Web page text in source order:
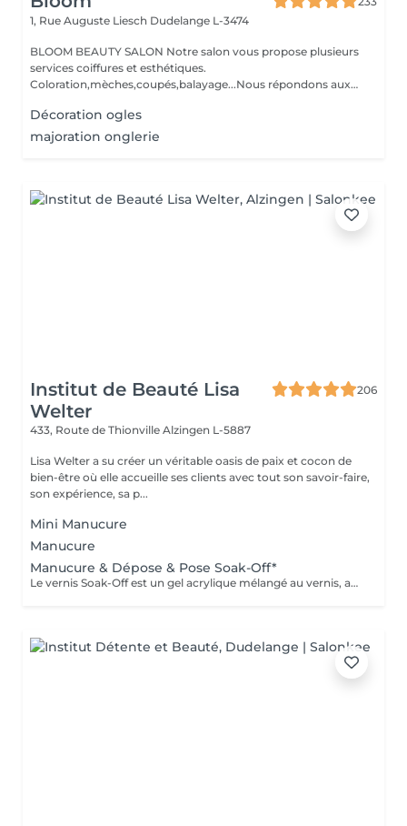
1, Rue Auguste Liesch Dudelange L-3474
BLOOM BEAUTY SALON Notre salon vous propose plusieurs
services coiffures et esthétiques.
Coloration,mèches,coupés,balayage...Nous répondons aux
Décoration ogles
majoration onglerie
Institut de Beauté Lisa
Welter
206
433, Route de Thionville Alzingen L-5887
Lisa Welter a su créer un véritable oasis de paix et cocon de
bien-être où elle accueille ses clients avec tout son savoir-faire,
son expérience, sa p...
Mini Manucure
Manucure
Manucure & Dépose & Pose Soak-Off*
Le vernis Soak-Off est un gel acrylique mélangé au vernis, appliqué sur l'ongle et durci par des LED. Il a la même texture qu'un vernis classique, est aussi liquide et a encore plus de brillance. Il reste impeccable, sans ternir et sans s'écailler jusqu'à 18 jours